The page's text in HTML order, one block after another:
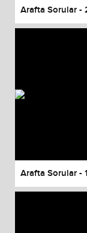
Arafta Sorular -
Arafta Sorular -